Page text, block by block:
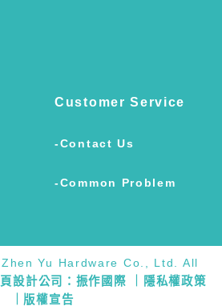
Customer Service
Contact Us
Common Problem
Yu Hardware Co., Ltd. All
設計公司：振作國際 ｜隱私權政策
｜版權宣告